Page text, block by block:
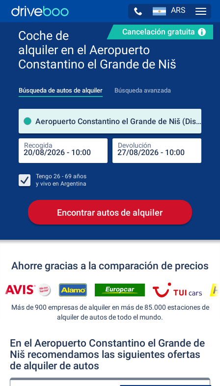
ARS
Cancelación gratuita
Coche de
alquiler en el Aeropuerto
Constantino el Grande de Niš
Búsqueda de autos de alquiler Búsqueda avanzada
Aeropuerto Constantino el Grande de Niš (Distrito de Nišava / Serbia)
Recogida Devolución
Tengo 26 - 69 años
y vivo en Argentina
Encontrar autos de alquiler
Ahorre gracias a la comparación de precios
Más de 900 empresas de alquiler en más de 85.000 estaciones de
alquiler de autos de todo el mundo.
En el Aeropuerto Constantino el Grande de
Niš recomendamos las siguientes ofertas
de alquiler de autos